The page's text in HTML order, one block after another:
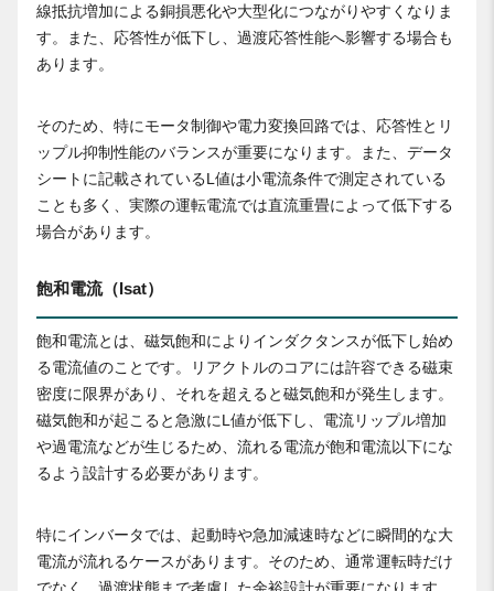
線抵抗増加による銅損悪化や大型化につながりやすくなりま
す。また、応答性が低下し、過渡応答性能へ影響する場合も
あります。
そのため、特にモータ制御や電力変換回路では、応答性とリ
ップル抑制性能のバランスが重要になります。また、データ
シートに記載されているL値は小電流条件で測定されている
ことも多く、実際の運転電流では直流重畳によって低下する
場合があります。
飽和電流（Isat）
飽和電流とは、磁気飽和によりインダクタンスが低下し始め
る電流値のことです。リアクトルのコアには許容できる磁束
密度に限界があり、それを超えると磁気飽和が発生します。
磁気飽和が起こると急激にL値が低下し、電流リップル増加
や過電流などが生じるため、流れる電流が飽和電流以下にな
るよう設計する必要があります。
特にインバータでは、起動時や急加減速時などに瞬間的な大
電流が流れるケースがあります。そのため、通常運転時だけ